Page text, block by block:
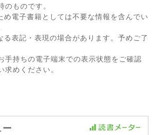
のものです。
電子書籍としては不要な情報を含んでい
表記・表現の場合があります。予めご了
手持ちの電子端末での表示状態をご確認
求めください。